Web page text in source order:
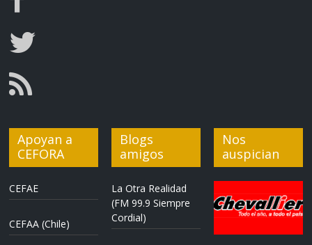
Apoyan a
CEFORA
CEFAE
CEFAA (Chile)
Blogs
amigos
La Otra Realidad
(FM 99.9 Siempre
Cordial)
Nos
auspician